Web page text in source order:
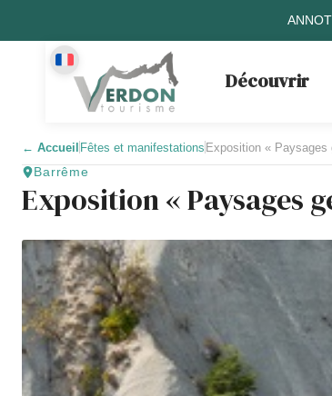
ANNOT
Découvrir
← Accueil Fêtes et manifestations Exposition « Paysages
Barrême
Exposition « Paysages